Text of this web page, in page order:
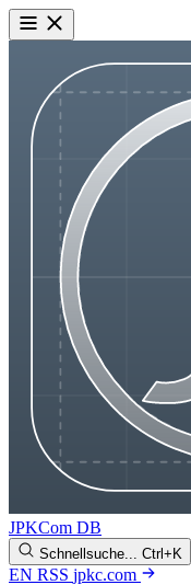
JPKCom DB
Schnellsuche... Ctrl+K
EN RSS jpkc.com